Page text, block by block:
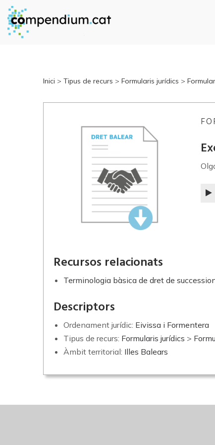
Inici > Tipus de recurs > Formularis jurídics >
Recursos relacionats
Terminologia bàsica de dret de
Descriptors
Ordenament jurídic: Eivissa i Formentera
Tipus de recurs: Formularis jurídics >
Àmbit territorial: Illes Balears